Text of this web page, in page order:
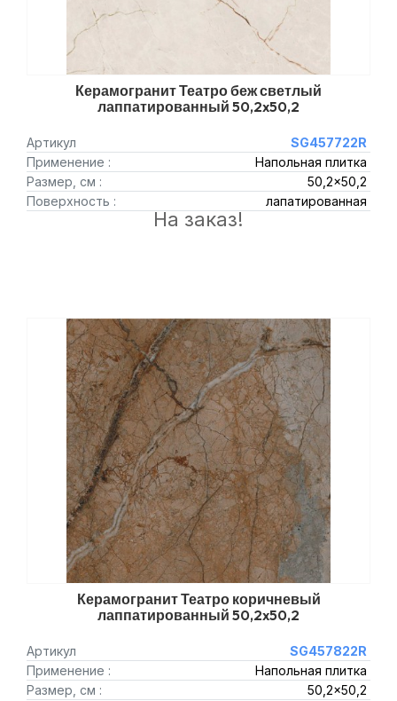
Керамогранит Театро беж светлый
лаппатированный 50,2x50,2
Артикул
SG457722R
Применение :
Напольная плитка
Размер, см :
50,2x50,2
Поверхность :
лапатированная
На заказ!
Керамогранит Театро коричневый
лаппатированный 50,2x50,2
Артикул
SG457822R
Применение :
Напольная плитка
Размер, см :
50,2x50,2